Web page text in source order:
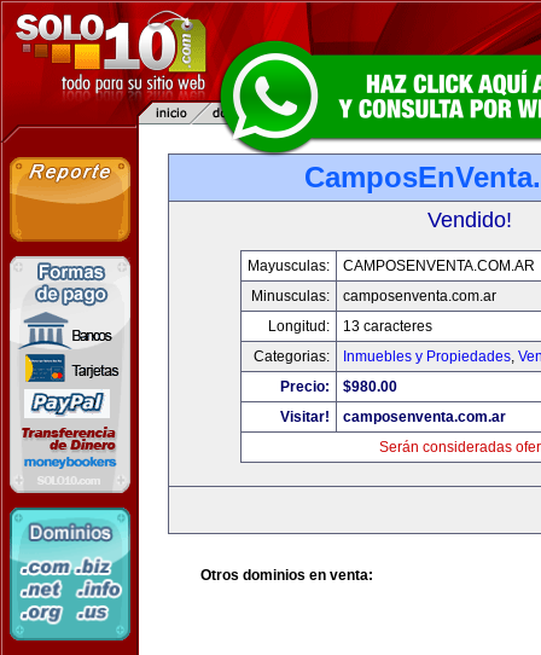
Vendido!
Mayusculas:
CAMPOSENVENTA.COM.AR
Minusculas:
camposenventa.com.ar
Longitud:
13 caracteres
Categorias:
Inmuebles y Propiedades,
Precio:
$980.00
Visitar!
camposenventa.com.ar
Serán consideradas
Otros dominios en venta: